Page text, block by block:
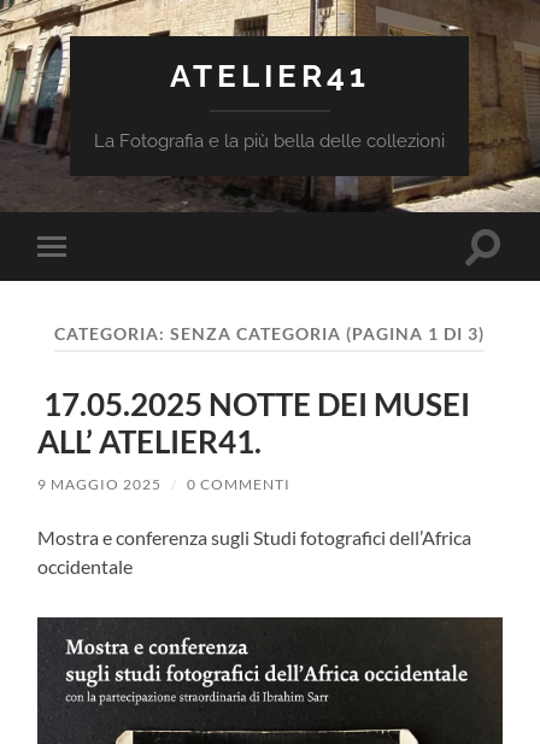
ATELIER41
La Fotografia e la più bella delle collezioni
Attiva/disattiva
il
sui
dispositivi
ricerca
CATEGORIA:SENZA CATEGORIA (PAGINA 1 DI 3)
17.05.2025 NOTTE DEI MUSEI
ALL’ ATELIER41.
9 MAGGIO 2025 / 0 COMMENTI
Mostra e conferenza sugli Studi fotografici dell’Africa
occidentale